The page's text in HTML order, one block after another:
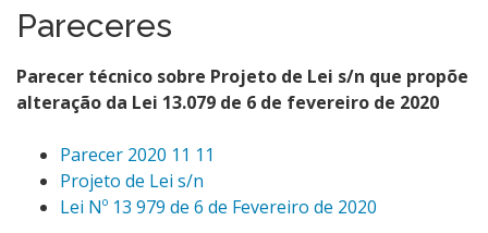
busca
Pareceres
Parecer técnico sobre Projeto de Lei s/n que propõe
alteração da Lei 13.079 de 6 de fevereiro de 2020
Parecer 2020 11 11
Projeto de Lei s/n
Lei Nº 13 979 de 6 de Fevereiro de 2020